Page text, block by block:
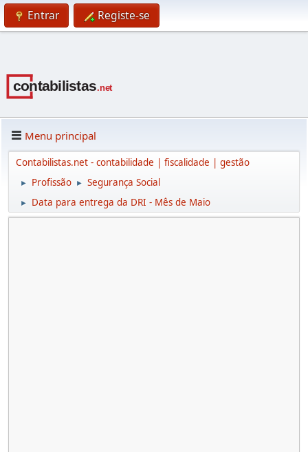
Entrar Registe-se
Menu principal
Contabilistas.net - contabilidade | fiscalidade | gestão
► Profissão ► Segurança Social
► Data para entrega da DRI - Mês de Maio